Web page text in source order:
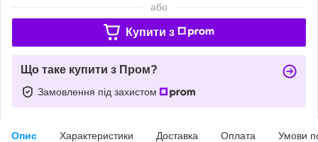
або
Купити з
Що таке купити з Пром?
Замовлення під захистом
Опис Характеристики Доставка Оплата Умови